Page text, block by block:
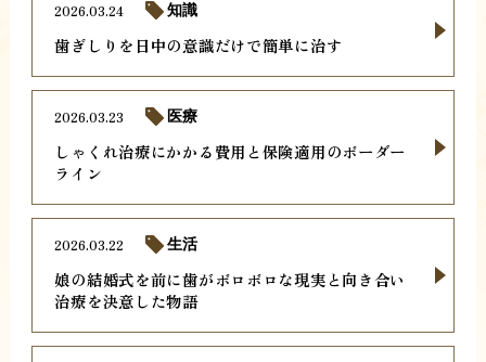
歯ぎしりを日中の意識だけで簡単に治す
2026.03.24 知識
しゃくれ治療にかかる費用と保険適用のボーダー
ライン
2026.03.23 医療
娘の結婚式を前に歯がボロボロな現実と向き合い
治療を決意した物語
2026.03.22 生活